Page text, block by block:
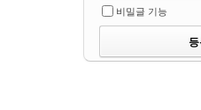
비밀글 기능